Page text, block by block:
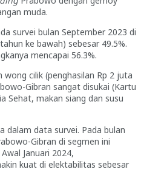
muda.
survei bulan September 2023 di
ke bawah) sebesar 49.5%.
mencapai 56.3%.
cilik (penghasilan Rp 2 juta
Gibran sangat disukai (Kartu
Sehat, makan siang dan susu
dalam data survei. Pada bulan
Gibran di segmen ini
Januari 2024,
kuat di elektabilitas sebesar